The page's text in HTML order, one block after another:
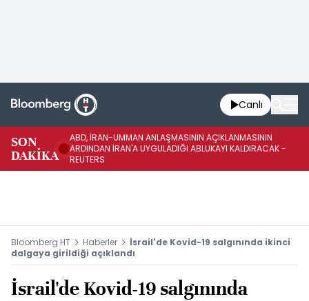
Canlı
SON
DAKİKA
ABD, İRAN-UMMAN ANLAŞMASININ AÇIKLANMASININ
ARDINDAN İRAN'A UYGULADIĞI ABLUKAYI KALDIRACAK -
REUTERS
Bloomberg HT Haberler
İsrail'de Kovid-19 salgınında ikinci
dalgaya girildiği açıklandı
İsrail'de Kovid-19 salgınında